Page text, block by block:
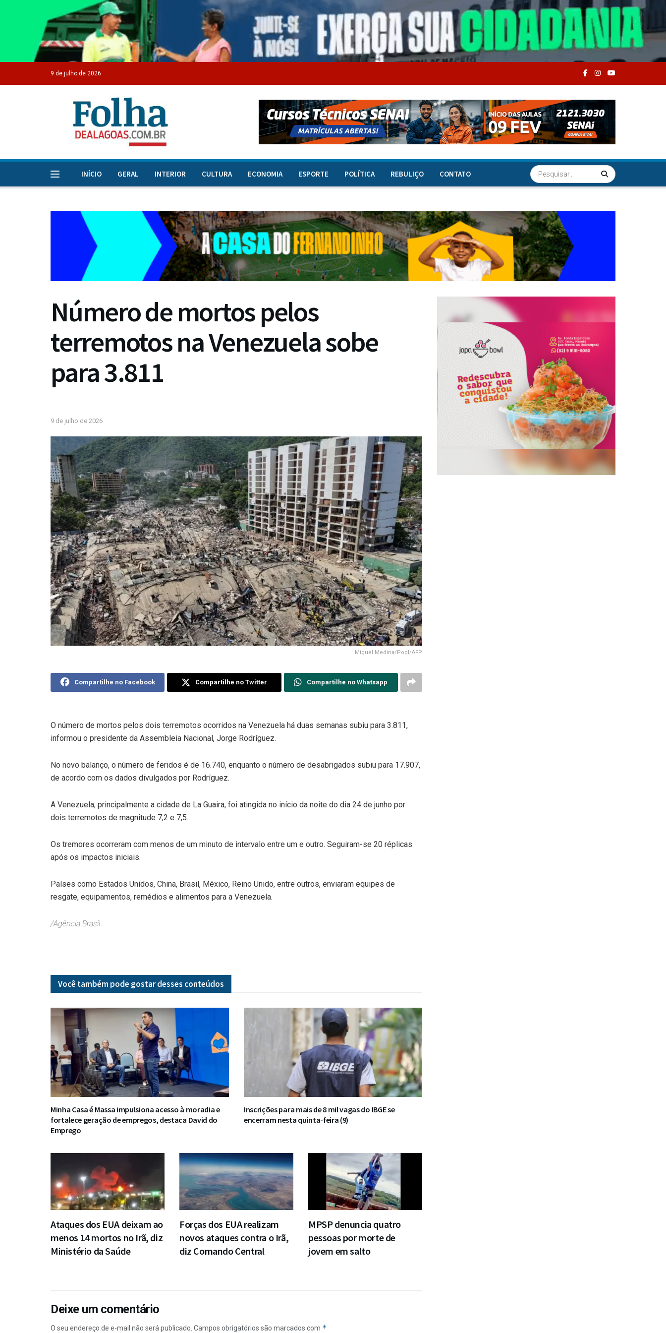
9 de julho de 2026
INÍCIO GERAL INTERIOR CULTURA ECONOMIA ESPORTE POLÍTICA REBULIÇO CONTATO
Número de mortos pelos
terremotos na Venezuela sobe
para 3.811
9 de julho de 2026
Miguel Medina/Pool/AFP
Compartilhe no Facebook Compartilhe no Twitter Compartilhe no Whatsapp
O número de mortos pelos dois terremotos ocorridos na Venezuela há duas semanas subiu para 3.811,
informou o presidente da Assembleia Nacional, Jorge Rodríguez.
No novo balanço, o número de feridos é de 16.740, enquanto o número de desabrigados subiu para 17.907,
de acordo com os dados divulgados por Rodríguez.
A Venezuela, principalmente a cidade de La Guaira, foi atingida no início da noite do dia 24 de junho por
dois terremotos de magnitude 7,2 e 7,5.
Os tremores ocorreram com menos de um minuto de intervalo entre um e outro. Seguiram-se 20 réplicas
após os impactos iniciais.
Países como Estados Unidos, China, Brasil, México, Reino Unido, entre outros, enviaram equipes de
resgate, equipamentos, remédios e alimentos para a Venezuela.
/Agência Brasil
Você também pode gostar desses conteúdos
Minha Casa é Massa impulsiona acesso à moradia e
fortalece geração de empregos, destaca David do
Emprego
Inscrições para mais de 8 mil vagas do IBGE se
encerram nesta quinta-feira (9)
Ataques dos EUA deixam ao
menos 14 mortos no Irã, diz
Ministério da Saúde
Forças dos EUA realizam
novos ataques contra o Irã,
diz Comando Central
MPSP denuncia quatro
pessoas por morte de
jovem em salto
Deixe um comentário
O seu endereço de e-mail não será publicado. Campos obrigatórios são marcados com *